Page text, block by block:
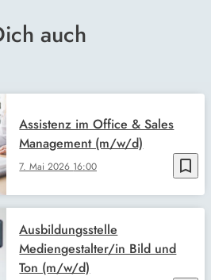
auch
bookmark_border
7. Mai 2026 16:00
Assistenz im Office & Sales
Management (m/w/d)
Ausbildungsstelle
Mediengestalter/in Bild und
Ton (m/w/d)